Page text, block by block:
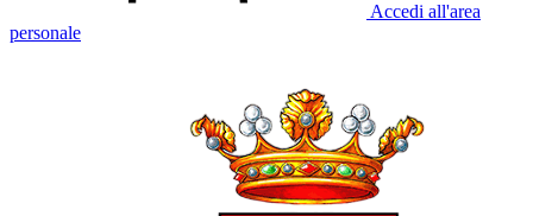
Accedi all'area
personale